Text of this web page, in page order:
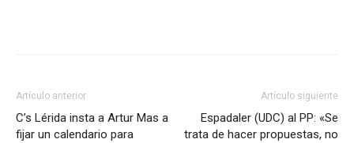
Artículo anterior
C’s Lérida insta a Artur Mas a
fijar un calendario para
Artículo siguiente
Espadaler (UDC) al PP: «Se
trata de hacer propuestas, no